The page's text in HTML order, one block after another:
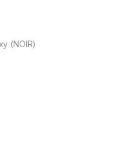
(NOIR)